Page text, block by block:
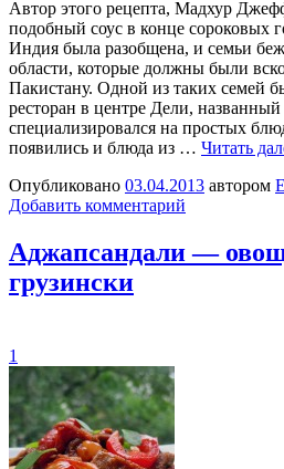
Автор этого рецепта, Мадхур
подобный соус в конце сороковых
Индия была разобщена, и семьи
области, которые должны были
Пакистану. Одной из таких семей
ресторан в центре Дели,
специализировался на простых
появились и блюда из … Читать
Опубликовано 03.04.2013 автором
Добавить комментарий
Аджапсандали —
грузински
1